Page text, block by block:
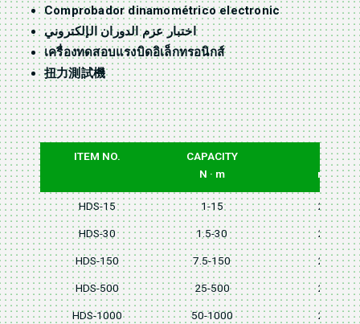
Comprobador dinamométrico electronic
اختبار عزم الدوران الإلكتروني
เครื่องทดสอบแรงบิดอิเล็กทรอนิกส์
扭力測試機
ITEM NO.
CAPACITY
N · m
L
mm
HDS-15 1-15 205
HDS-30 1.5-30 205
HDS-150 7.5-150 205
HDS-500 25-500 205
HDS-1000 50-1000 205